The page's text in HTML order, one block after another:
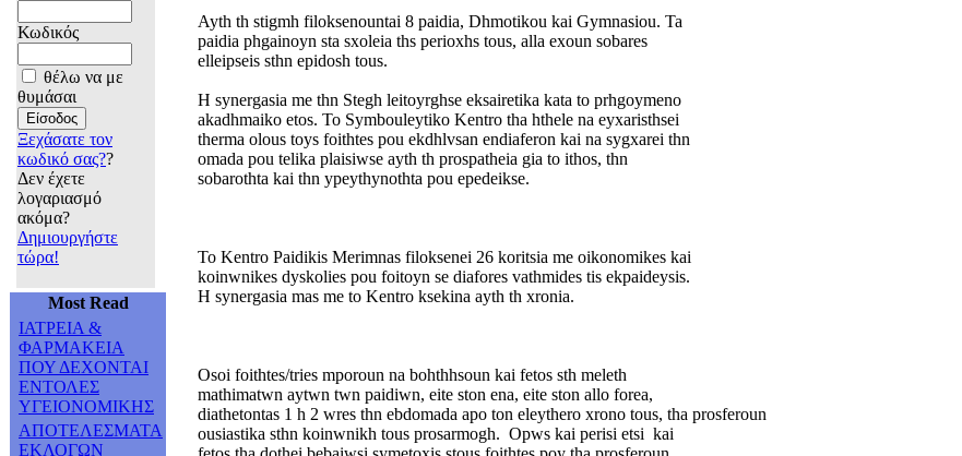
Κωδικός
θέλω να με
θυμάσαι
Ξεχάσατε τον
κωδικό σας??
Δεν έχετε
λογαριασμό
ακόμα?
Δημιουργήστε
τώρα!
Most Read
ΙΑΤΡΕΙΑ &
ΦΑΡΜΑΚΕΙΑ
ΠΟΥ ΔΕΧΟΝΤΑΙ
ΕΝΤΟΛΕΣ
ΥΓΕΙΟΝΟΜΙΚΗΣ
ΑΠΟΤΕΛΕΣΜΑΤΑ
ΕΚΛΟΓΩΝ
Ayth th stigmh filoksenountai 8 paidia, Dhmotikou kai Gymnasiou. Ta
paidia phgainoyn sta sxoleia ths perioxhs tous, alla exoun sobares
elleipseis sthn epidosh tous.
H synergasia me thn Stegh leitoyrghse eksairetika kata to prhgoymeno
akadhmaiko etos. To Symbouleytiko Kentro tha hthele na eyxaristhsei
therma olous toys foithtes pou ekdhlvsan endiaferon kai na sygxarei thn
omada pou telika plaisiwse ayth th prospatheia gia to ithos, thn
sobarothta kai thn ypeythynothta pou epedeikse.
To Kentro Paidikis Merimnas filoksenei 26 koritsia me oikonomikes kai
koinwnikes dyskolies pou foitoyn se diafores vathmides tis ekpaideysis.
H synergasia mas me to Kentro ksekina ayth th xronia.
Osoi foithtes/tries mporoun na bohthhsoun kai fetos sth meleth
mathimatwn aytwn twn paidiwn, eite ston ena, eite ston allo forea,
diathetontas 1 h 2 wres thn ebdomada apo ton eleythero xrono tous, tha prosferoun
ousiastika sthn koinwnikh tous prosarmogh. Opws kai perisi etsi kai